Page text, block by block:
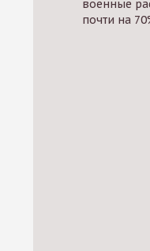
военные
почти на